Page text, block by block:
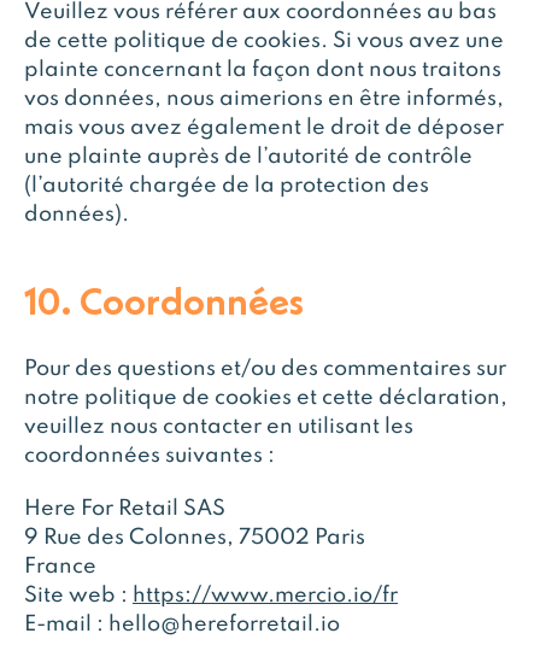
Veuillez vous référer aux coordonnées au bas
de cette politique de cookies. Si vous avez une
plainte concernant la façon dont nous traitons
vos données, nous aimerions en être informés,
mais vous avez également le droit de déposer
une plainte auprès de l’autorité de contrôle
(l’autorité chargée de la protection des
données).
10. Coordonnées
Pour des questions et/ou des commentaires sur
notre politique de cookies et cette déclaration,
veuillez nous contacter en utilisant les
coordonnées suivantes :
Here For Retail SAS
9 Rue des Colonnes, 75002 Paris
France
Site web : https://www.mercio.io/fr
E-mail : hello@hereforretail.io